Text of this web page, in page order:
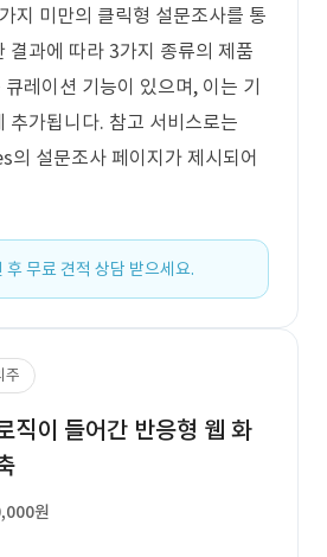
지 미만의 클릭형 설문조사를 통
결과에 따라 3가지 종류의 제품
레이션 기능이 있으며, 이는 기
추가됩니다. 참고 서비스로는
설문조사 페이지가 제시되어
후 무료 견적 상담 받으세요.
주
직이 들어간 반응형 웹 화
원